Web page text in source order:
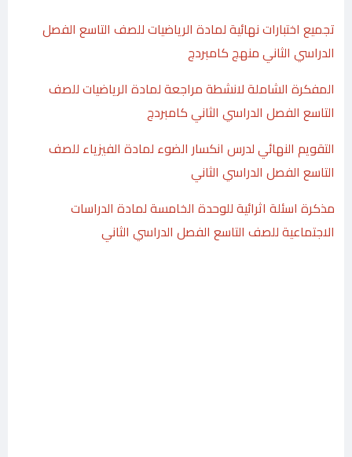
تجميع اختبارات نهائية لمادة الرياضيات للصف التاسع الفصل
الدراسي الثاني منهج كامبردج
المفكرة الشاملة لانشطة مراجعة لمادة الرياضيات للصف
التاسع الفصل الدراسي الثاني كامبردج
التقويم النهائي لدرس انكسار الضوء لمادة الفيزياء للصف
التاسع الفصل الدراسي الثاني
مذكرة اسئلة اثرائية للوحدة الخامسة لمادة الدراسات
الاجتماعية للصف التاسع الفصل الدراسي الثاني